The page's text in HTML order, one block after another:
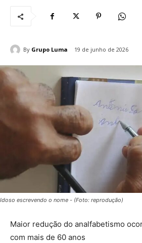
By Grupo Luma 19 de junho de 2026
Idoso escrevendo o nome - (Foto: reprodução)
Maior redução do analfabetismo
com mais de 60 anos